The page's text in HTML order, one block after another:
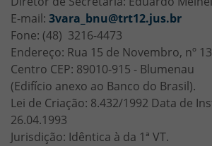
E-mail: 3vara_bnu@trt12.jus.br
Fone: (48) 3216-4473
Endereço: Rua 15 de Novembro, nº
Centro CEP: 89010-915 - Blumenau
(Edifício anexo ao Banco do Brasil).
Lei de Criação: 8.432/1992 Data de
26.04.1993
Jurisdição: Idêntica à da 1ª VT.